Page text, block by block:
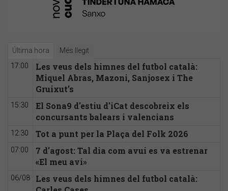
Última hora Més llegit
17:00
Les veus dels himnes del futbol català:
Miquel Abras, Mazoni, Sanjosex i The
Gruixut’s
15:30
El Sona9 d'estiu d'iCat descobreix els
concursants balears i valencians
12:30 Tot a punt per la Plaça del Folk 2026
07:00
7 d'agost: Tal dia com avui es va estrenar
«El meu avi»
06/08
Les veus dels himnes del futbol català: